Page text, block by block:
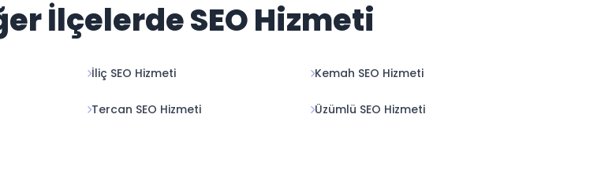
İlçelerde SEO Hizmeti
İliç SEO Hizmeti Kemah SEO Hizmeti
Tercan SEO Hizmeti Üzümlü SEO Hizmeti